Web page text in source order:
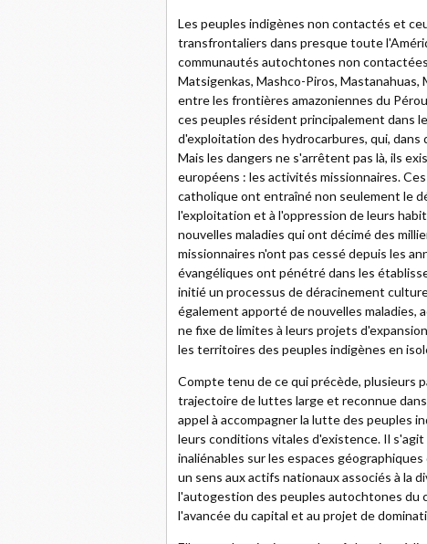
Les peuples indigènes non contactés et
transfrontaliers dans presque toute
communautés autochtones non
Matsigenkas, Mashco-Piros,
entre les frontières amazoniennes du
ces peuples résident principalement dans
d'exploitation des hydrocarbures, qui,
Mais les dangers ne s'arrêtent pas là, ils
européens : les activités missionnaires.
catholique ont entraîné non seulement le
l'exploitation et à l'oppression de leurs
nouvelles maladies qui ont décimé des
missionnaires n'ont pas cessé depuis les
évangéliques ont pénétré dans les
initié un processus de déracinement
également apporté de nouvelles
ne fixe de limites à leurs projets
les territoires des peuples indigènes en
Compte tenu de ce qui précède, plusieurs
trajectoire de luttes large et reconnue
appel à accompagner la lutte des peuples
leurs conditions vitales d'existence. Il
inaliénables sur les espaces
un sens aux actifs nationaux associés à la
l'autogestion des peuples autochtones du
l'avancée du capital et au projet de